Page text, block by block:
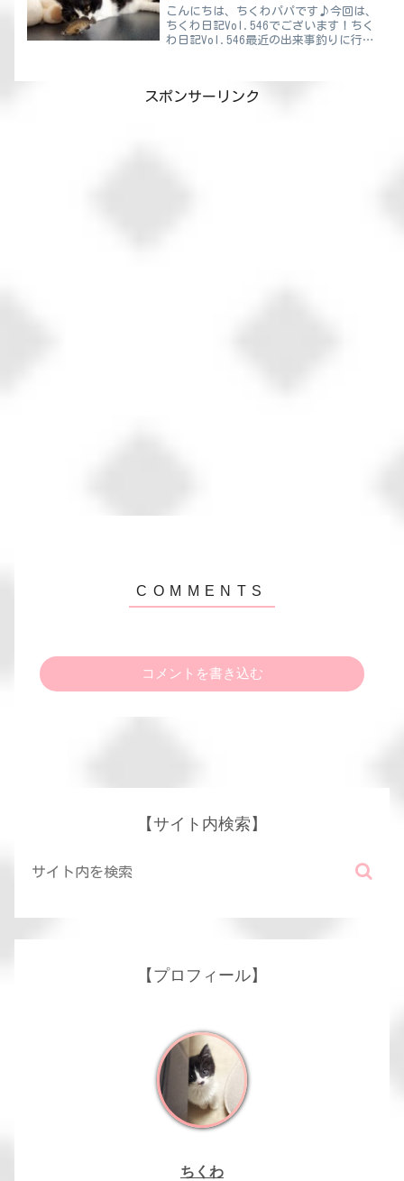
こんにちは、ちくわパパです♪今回は、
ちくわ日記Vol.546でございます！ちく
わ日記Vol.546最近の出来事釣りに行っ
思います！時期がちょっと早い気もしま
したけど、“...
スポンサーリンク
コメントを書き込む
【サイト内検索】
【プロフィール】
ちくわ